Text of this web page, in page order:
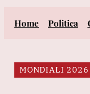
Home Politica
MONDIALI 2026